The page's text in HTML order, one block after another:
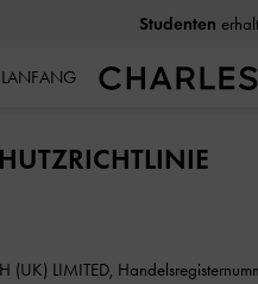
Studenten
(UK) LIMITED,